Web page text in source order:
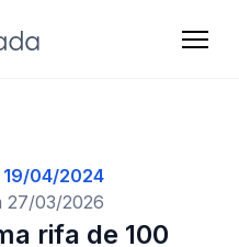
19/04/2024
27/03/2026
rifa de 100